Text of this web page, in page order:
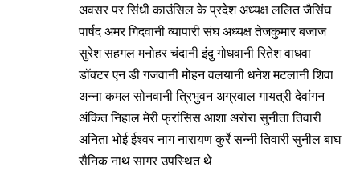
अवसर पर सिंधी काउंसिल के प्रदेश अध्यक्ष ललित जैसिंघ
पार्षद अमर गिदवानी व्यापारी संघ अध्यक्ष तेजकुमार बजाज
सुरेश सहगल मनोहर चंदानी इंदु गोधवानी रितेश वाधवा
डॉक्टर एन डी गजवानी मोहन वलयानी धनेश मटलानी शिवा
अन्ना कमल सोनवानी त्रिभुवन अग्रवाल गायत्री देवांगन
अंकित निहाल मेरी फ्रांसिस आशा अरोरा सुनीता तिवारी
अनिता भोई ईश्वर नाग नारायण कुर्रे सन्नी तिवारी सुनील बाघ
सैनिक नाथ सागर उपस्थित थे